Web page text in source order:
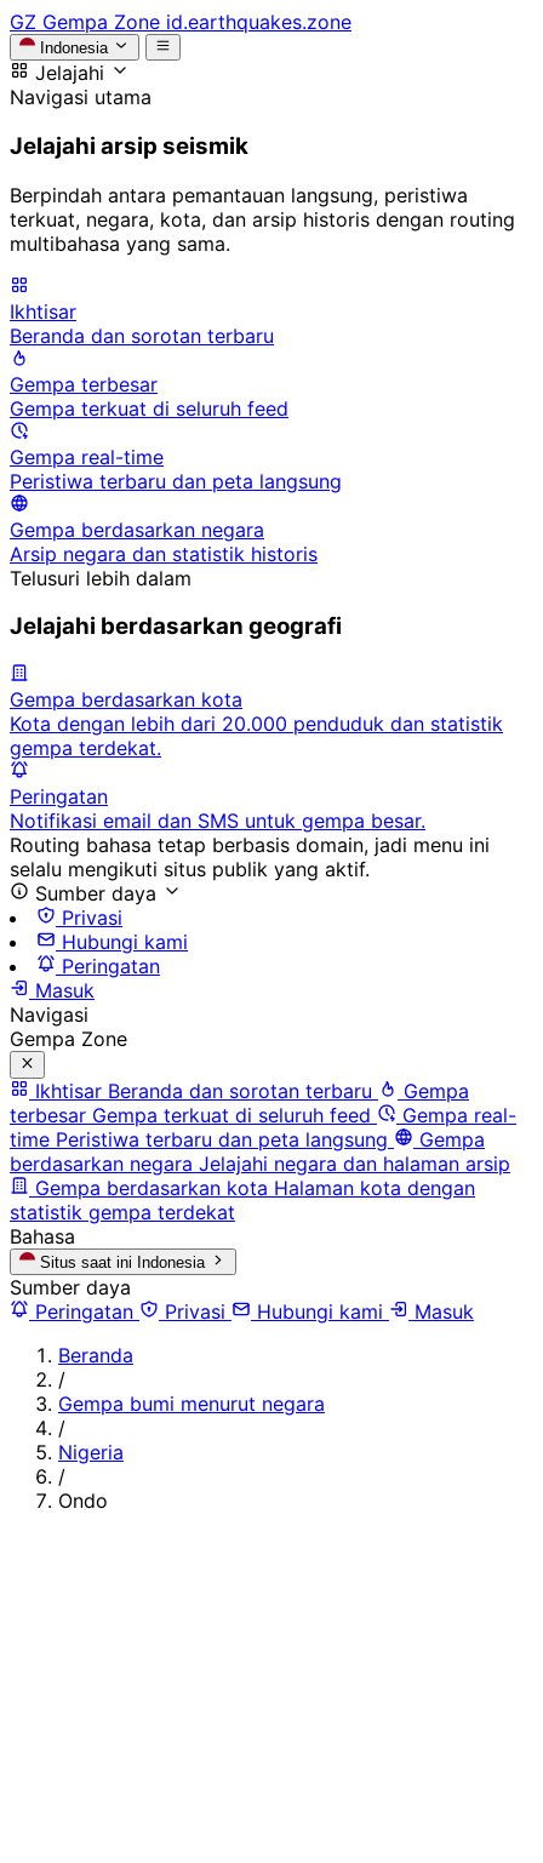
GZ Gempa Zone id.earthquakes.zone
Indonesia
Jelajahi
Navigasi utama
Jelajahi arsip seismik
Berpindah antara pemantauan langsung, peristiwa
terkuat, negara, kota, dan arsip historis dengan routing
multibahasa yang sama.
Ikhtisar
Beranda dan sorotan terbaru
Gempa terbesar
Gempa terkuat di seluruh feed
Gempa real-time
Peristiwa terbaru dan peta langsung
Gempa berdasarkan negara
Arsip negara dan statistik historis
Telusuri lebih dalam
Jelajahi berdasarkan geografi
Gempa berdasarkan kota
Kota dengan lebih dari 20.000 penduduk dan statistik
gempa terdekat.
Peringatan
Notifikasi email dan SMS untuk gempa besar.
Routing bahasa tetap berbasis domain, jadi menu ini
selalu mengikuti situs publik yang aktif.
Sumber daya
Privasi
Hubungi kami
Peringatan
Masuk
Navigasi
Gempa Zone
Ikhtisar Beranda dan sorotan terbaru
Gempa
terbesar Gempa terkuat di seluruh feed
Gempa real-
time Peristiwa terbaru dan peta langsung
Gempa
berdasarkan negara Jelajahi negara dan halaman arsip
Gempa berdasarkan kota Halaman kota dengan
statistik gempa terdekat
Bahasa
Situs saat ini Indonesia
Sumber daya
Peringatan
Privasi Hubungi kami
Masuk
Beranda
/
Gempa bumi menurut negara
/
Nigeria
/
Ondo